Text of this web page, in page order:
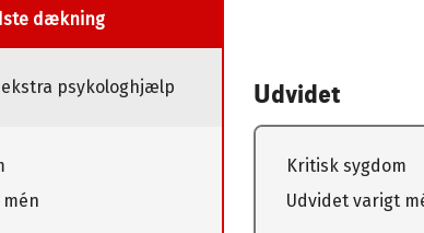
dækning
psykologhjælp Udvidet
Kritisk sygdom
Udvidet varigt